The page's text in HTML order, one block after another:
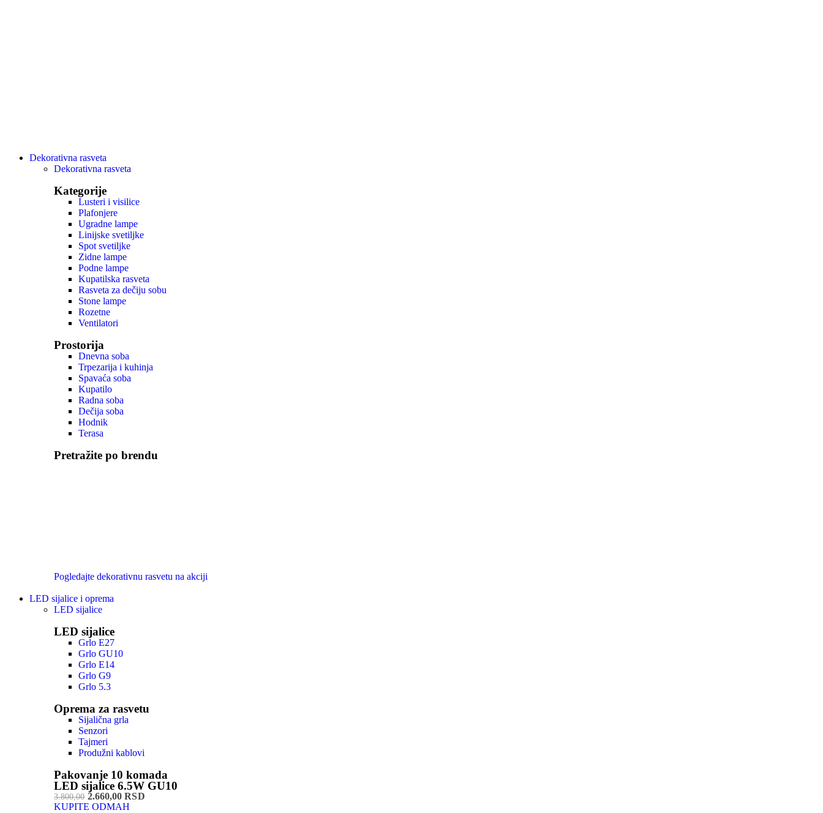
Dekorativna rasveta
Dekorativna rasveta
Kategorije
Lusteri i visilice
Plafonjere
Ugradne lampe
Linijske svetiljke
Spot svetiljke
Zidne lampe
Podne lampe
Kupatilska rasveta
Rasveta za dečiju sobu
Stone lampe
Rozetne
Ventilatori
Prostorija
Dnevna soba
Trpezarija i kuhinja
Spavaća soba
Kupatilo
Radna soba
Dečija soba
Hodnik
Terasa
Pretražite po brendu
Pogledajte dekorativnu rasvetu na akciji
LED sijalice i oprema
LED sijalice
LED sijalice
Grlo E27
Grlo GU10
Grlo E14
Grlo G9
Grlo 5.3
Oprema za rasvetu
Sijalična grla
Senzori
Tajmeri
Produžni kablovi
Pakovanje 10 komada
LED sijalice 6.5W GU10
3.800,002.660,00 RSD
KUPITE ODMAH